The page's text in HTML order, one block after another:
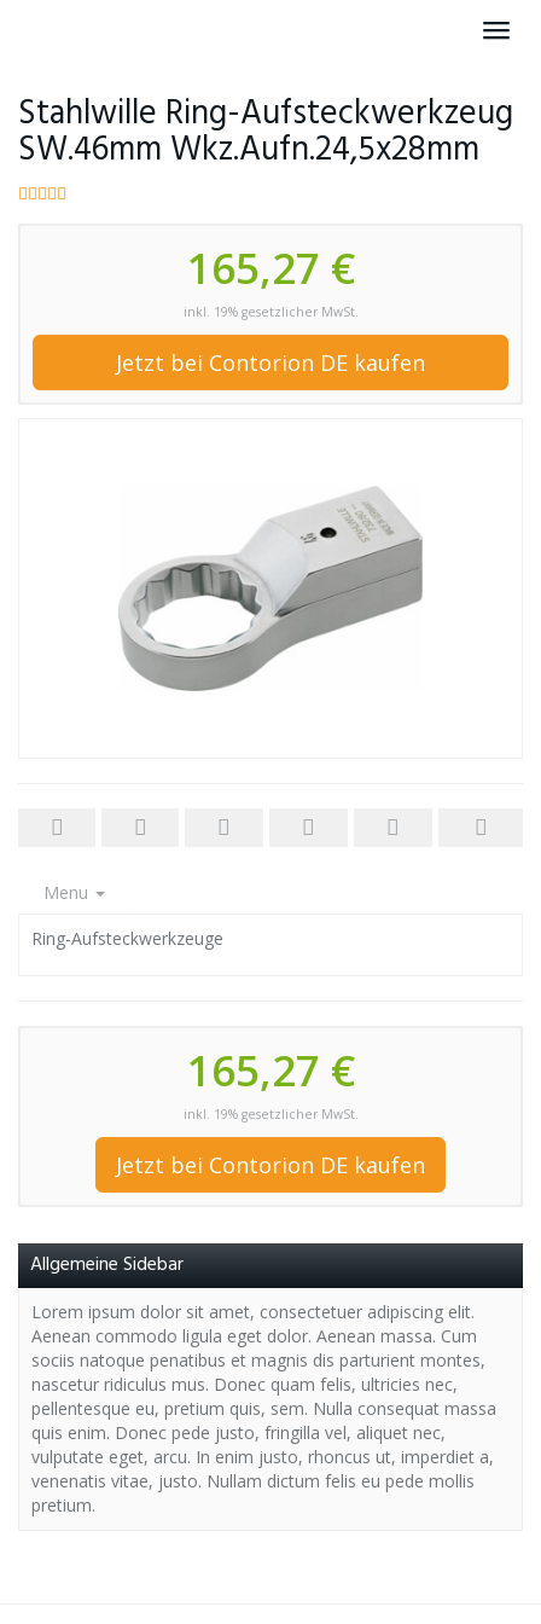
Stahlwille Ring-Aufsteckwerkzeug
SW.46mm Wkz.Aufn.24,5x28mm
165,27 €
inkl. 19% gesetzlicher MwSt.
Jetzt bei Contorion DE kaufen
Menu
Ring-Aufsteckwerkzeuge
165,27 €
inkl. 19% gesetzlicher MwSt.
Jetzt bei Contorion DE kaufen
Allgemeine Sidebar
Lorem ipsum dolor sit amet, consectetuer adipiscing elit.
Aenean commodo ligula eget dolor. Aenean massa. Cum
sociis natoque penatibus et magnis dis parturient montes,
nascetur ridiculus mus. Donec quam felis, ultricies nec,
pellentesque eu, pretium quis, sem. Nulla consequat massa
quis enim. Donec pede justo, fringilla vel, aliquet nec,
vulputate eget, arcu. In enim justo, rhoncus ut, imperdiet a,
venenatis vitae, justo. Nullam dictum felis eu pede mollis
pretium.